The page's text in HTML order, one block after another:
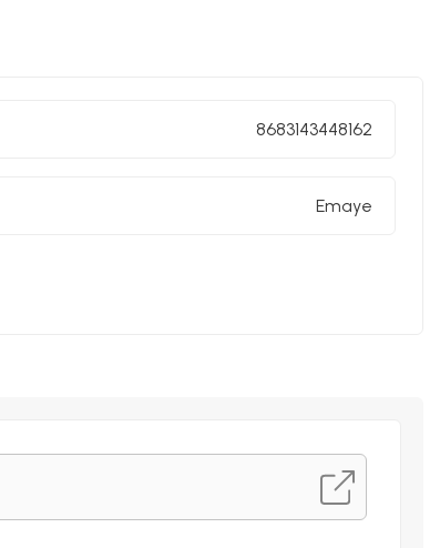
emaye ürünleri sunar.
8683143448162
Emaye